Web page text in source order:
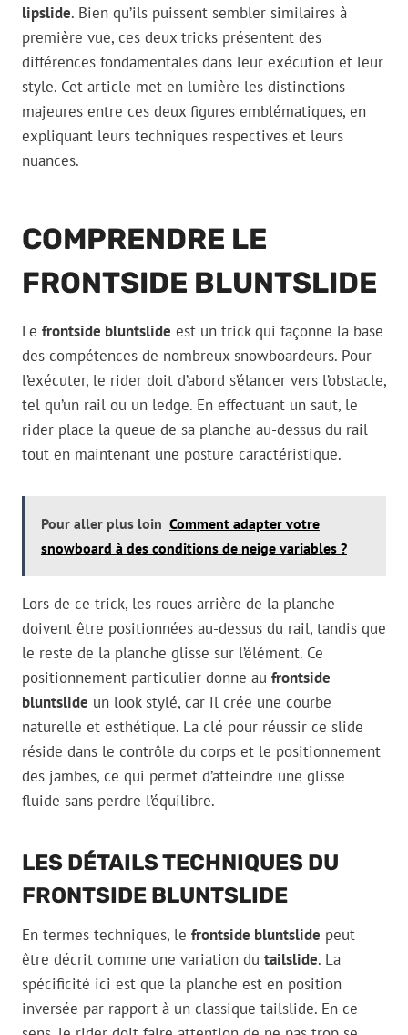
lipslide. Bien qu’ils puissent sembler similaires à
première vue, ces deux tricks présentent des
différences fondamentales dans leur exécution et leur
style. Cet article met en lumière les distinctions
majeures entre ces deux figures emblématiques, en
expliquant leurs techniques respectives et leurs
nuances.
COMPRENDRE LE
FRONTSIDE BLUNTSLIDE
Le frontside bluntslide est un trick qui façonne la base
des compétences de nombreux snowboardeurs. Pour
l’exécuter, le rider doit d’abord s’élancer vers l’obstacle,
tel qu’un rail ou un ledge. En effectuant un saut, le
rider place la queue de sa planche au-dessus du rail
tout en maintenant une posture caractéristique.
Pour aller plus loin Comment adapter votre
snowboard à des conditions de neige variables ?
Lors de ce trick, les roues arrière de la planche
doivent être positionnées au-dessus du rail, tandis que
le reste de la planche glisse sur l’élément. Ce
positionnement particulier donne au frontside
bluntslide un look stylé, car il crée une courbe
naturelle et esthétique. La clé pour réussir ce slide
réside dans le contrôle du corps et le positionnement
des jambes, ce qui permet d’atteindre une glisse
fluide sans perdre l’équilibre.
LES DÉTAILS TECHNIQUES DU
FRONTSIDE BLUNTSLIDE
En termes techniques, le frontside bluntslide peut
être décrit comme une variation du tailslide. La
spécificité ici est que la planche est en position
inversée par rapport à un classique tailslide. En ce